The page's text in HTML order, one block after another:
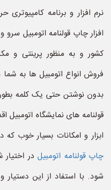
نرم افزار و برنامه
افزار چاپ قولنامه اتومبیل
کشور و به منظور پرینتی و
فروش انواع اتومبیل ها به
بدون نوشتن حتی یک کلمه
قولنامه های نمایشگاه اتومبیل
ابزار و امکانات بسیار خوب
چاپ قولنامه اتومبیلدر
شود. با استفاد از این دستیار و